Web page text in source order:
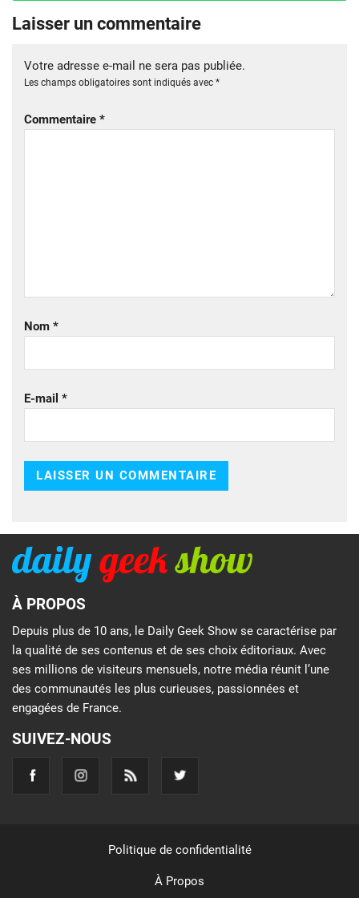
Laisser un commentaire
Votre adresse e-mail ne sera pas publiée.
Les champs obligatoires sont indiqués avec *
Commentaire *
Nom *
E-mail *
À PROPOS
Depuis plus de 10 ans, le Daily Geek Show se caractérise par
la qualité de ses contenus et de ses choix éditoriaux. Avec
ses millions de visiteurs mensuels, notre média réunit l’une
des communautés les plus curieuses, passionnées et
engagées de France.
SUIVEZ-NOUS
Politique de confidentialité
À Propos